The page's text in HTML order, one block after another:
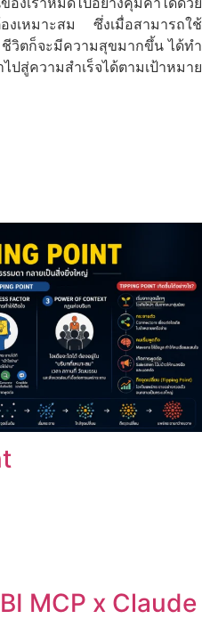
องเหมาะสม ซึ่งเมื่อสามารถใช้
วิตก็จะมีความสุขมากขึ้น ได้ทำ
สู่ความสำเร็จได้ตามเป้าหมาย
MCP x Claude